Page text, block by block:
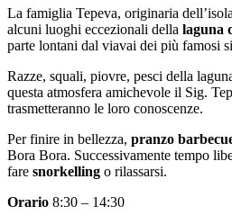
La famiglia Tepeva, originaria
alcuni luoghi eccezionali della laguna
parte lontani dal viavai dei più famosi
Razze, squali, piovre, pesci della
questa atmosfera amichevole il Sig.
trasmetteranno le loro conoscenze.
Per finire in bellezza, pranzo
Bora Bora. Successivamente tempo
fare snorkelling o rilassarsi.
Orario 8:30 – 14:30